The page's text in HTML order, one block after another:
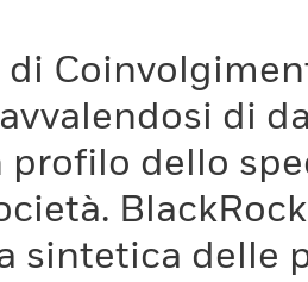
di
di
profilo dello
sintetica delle